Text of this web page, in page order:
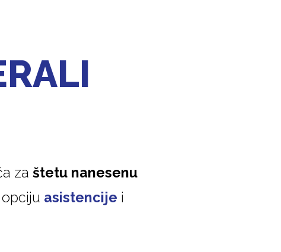
za štetu nanesenu
asistencije i